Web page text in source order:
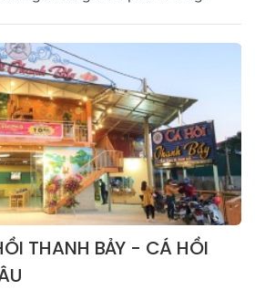
THANH BẢY - CÁ HỒI